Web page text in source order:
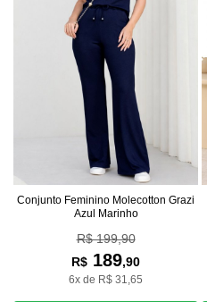
Conjunto Feminino Molecotton Grazi
Azul Marinho
R$ 199,90
R$ 189,90
6x de R$ 31,65